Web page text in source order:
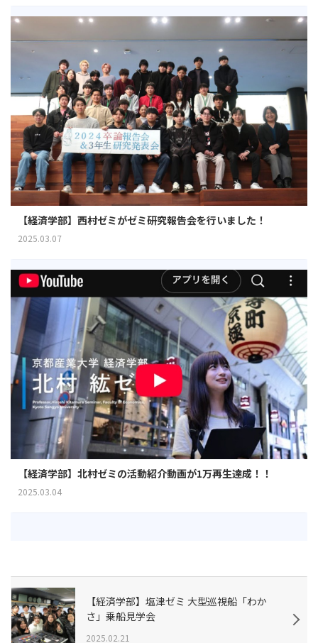
【経済学部】西村ゼミがゼミ研究報告会を行いました！
2025.03.07
【経済学部】北村ゼミの活動紹介動画が1万再生達成！！
2025.03.04
【経済学部】塩津ゼミ 大型巡視船「わか
さ」乗船見学会
2025.02.21